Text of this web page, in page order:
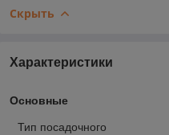
Скрыть
Характеристики
Основные
Тип посадочного